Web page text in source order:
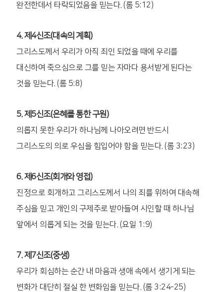
완전한데서 타락되었음을 믿는다. (롬 5:12)
4. 제4신조(대속의 계획)
그리스도께서 우리가 아직 죄인 되었을 때에 우리를
대신하여 죽으심으로 그를 믿는 자마다 용서받게 된다는
것을 믿는다. (롬 5:8)
5. 제5신조(은혜를 통한 구원)
의롭지 못한 우리가 하나님께 나아오려면 반드시
그리스도의 의로 우심을 힘입어야 함을 믿는다. (롬 3:23)
6. 제6신조(회개와 영접)
진정으로 회개하고 그리스도께서 나의 죄를 위하여 대속해
주심을 믿고 개인의 구제주로 받아들여 시인할 때 하나님
앞에서 의롭게 되는 것을 믿는다. (요일 1:9)
7. 제7신조(중생)
우리가 회심하는 순간 내 마음과 생애 속에서 생기게 되는
변화가 대단히 절실 한 변화임을 믿는다. (롬 3:24-25)